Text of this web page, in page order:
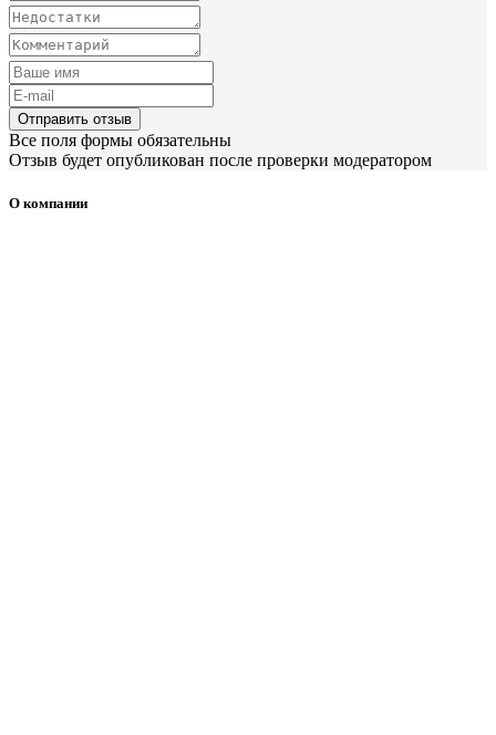
Отправить отзыв
Все поля формы обязательны
Отзыв будет опубликован после проверки модератором
О компании